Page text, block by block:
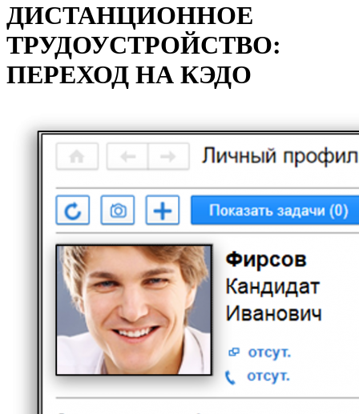
ДИСТАНЦИОННОЕ
ТРУДОУСТРОЙСТВО:
ПЕРЕХОД НА КЭДО